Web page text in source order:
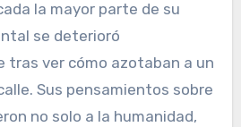
la mayor parte de su
se deterioró
tras ver cómo azotaban a un
Sus pensamientos sobre
no solo a la humanidad,